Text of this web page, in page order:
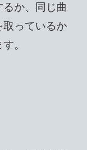
か、同じ曲
取っているか
。